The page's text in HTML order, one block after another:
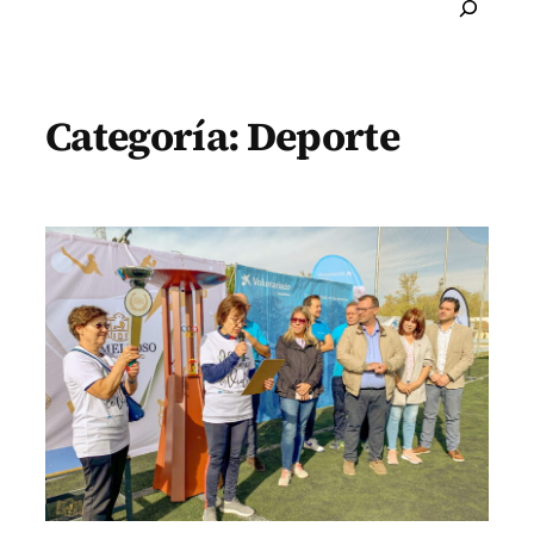
Categoría:Deporte